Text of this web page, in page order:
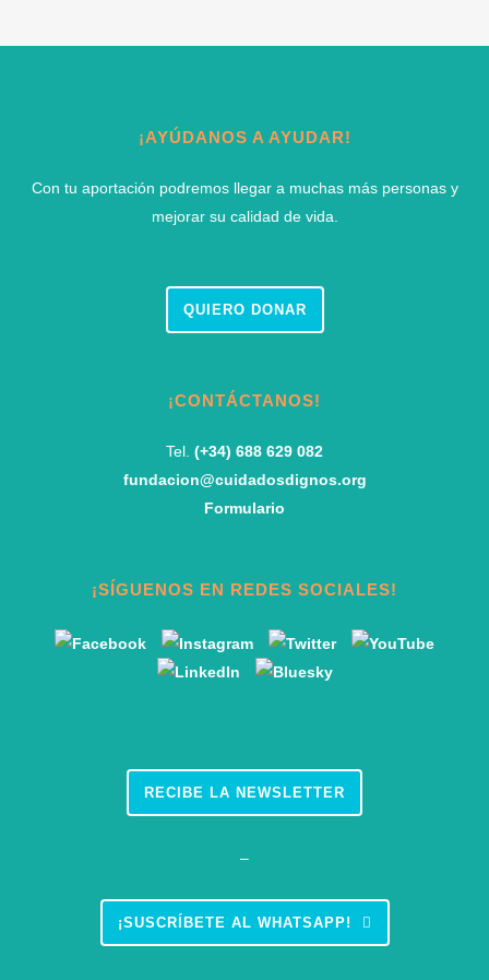
¡AYÚDANOS A AYUDAR!
Con tu aportación podremos llegar a muchas más personas y
mejorar su calidad de vida.
QUIERO DONAR
¡CONTÁCTANOS!
Tel. (+34) 688 629 082
fundacion@cuidadosdignos.org
Formulario
¡SÍGUENOS EN REDES SOCIALES!
RECIBE LA NEWSLETTER
–
¡SUSCRÍBETE AL WHATSAPP!